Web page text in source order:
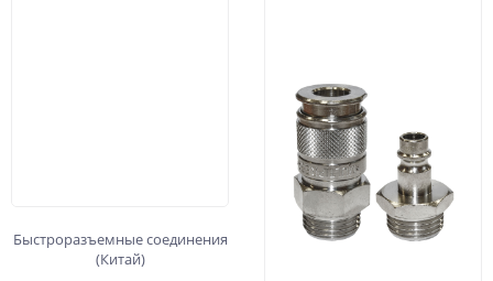
Быстроразъемные соединения
(Китай)